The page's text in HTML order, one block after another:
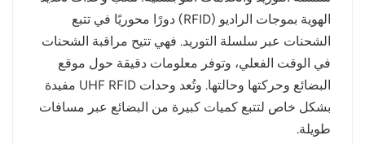
الهوية بموجات الراديو (RFID) دورًا محوريًا في تتبع
الشحنات عبر سلسلة التوريد. فهي تتيح مراقبة الشحنات
في الوقت الفعلي، وتوفر معلومات دقيقة حول موقع
البضائع وحركتها وحالتها. وتُعد وحدات UHF RFID مفيدة
بشكل خاص لتتبع كميات كبيرة من البضائع عبر مسافات
طويلة.